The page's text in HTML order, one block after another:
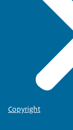
Copyright